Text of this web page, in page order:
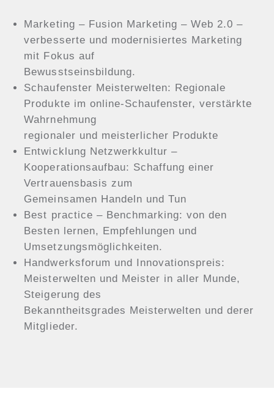
Marketing – Fusion Marketing – Web 2.0 –
verbesserte und modernisiertes Marketing
mit Fokus auf
Bewusstseinsbildung.
Schaufenster Meisterwelten: Regionale
Produkte im online-Schaufenster, verstärkte
Wahrnehmung
regionaler und meisterlicher Produkte
Entwicklung Netzwerkkultur –
Kooperationsaufbau: Schaffung einer
Vertrauensbasis zum
Gemeinsamen Handeln und Tun
Best practice – Benchmarking: von den
Besten lernen, Empfehlungen und
Umsetzungsmöglichkeiten.
Handwerksforum und Innovationspreis:
Meisterwelten und Meister in aller Munde,
Steigerung des
Bekanntheitsgrades Meisterwelten und derer
Mitglieder.